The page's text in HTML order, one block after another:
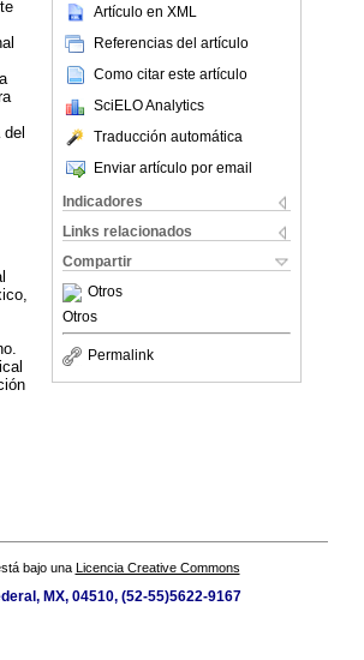
Artículo en XML
Referencias del artículo
Como citar este artículo
SciELO Analytics
Traducción automática
Enviar artículo por email
Indicadores
Links relacionados
Compartir
Otros
Otros
Permalink
bajo una Licencia Creative Commons
MX, 04510, (52-55)5622-9167